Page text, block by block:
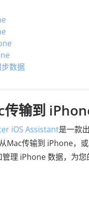
数据
传输到
iOS Assistant是一款
Mac传输到 iPhone，
理 iPhone 数据，为